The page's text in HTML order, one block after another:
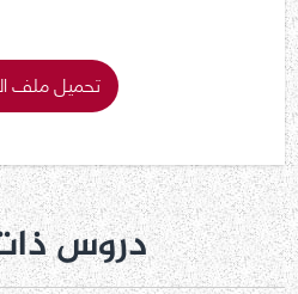
تحميل ملف
دروس